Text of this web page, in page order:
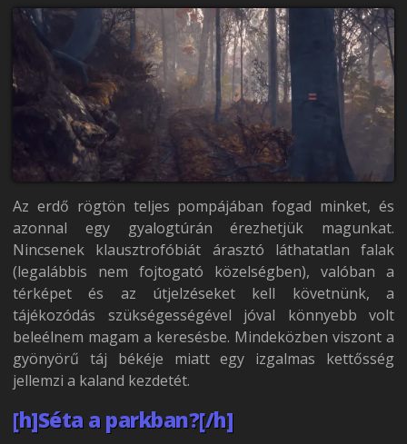
Az erdő rögtön teljes pompájában fogad minket, és
azonnal egy gyalogtúrán érezhetjük magunkat.
Nincsenek klausztrofóbiát árasztó láthatatlan falak
(legalábbis nem fojtogató közelségben), valóban a
térképet és az útjelzéseket kell követnünk, a
tájékozódás szükségességével jóval könnyebb volt
beleélnem magam a keresésbe. Mindeközben viszont a
gyönyörű táj békéje miatt egy izgalmas kettősség
jellemzi a kaland kezdetét.
[h]Séta a parkban?[/h]